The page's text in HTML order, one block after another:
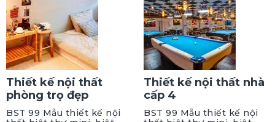
Thiết kế nội thất
phòng trọ đẹp
BST 99 Mẫu thiết kế nội
Thiết kế nội thất nhà
cấp 4
BST 99 Mẫu thiết kế nội